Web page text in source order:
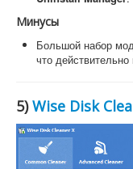
Минусы
Большой набор
что
5)Wise Disk